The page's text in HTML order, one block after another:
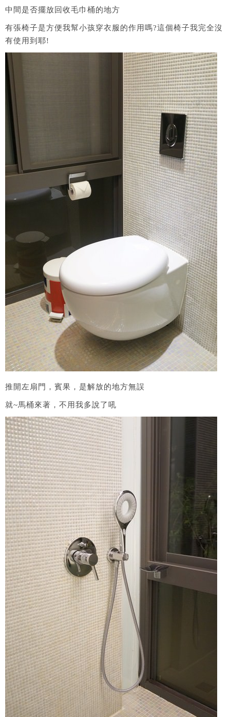
中間是否擺放回收毛巾桶的地方
有張椅子是方便我幫小孩穿衣服的作用嗎?這個椅子我完全沒
有使用到耶!
推開左扇門，賓果，是解放的地方無誤
就~馬桶來著，不用我多說了吼